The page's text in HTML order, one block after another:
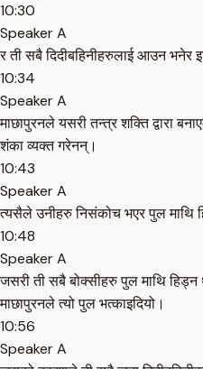
10:30
Speaker A
र ती सबै दिदीबहिनीहरुलाई आउन भनेर
10:34
Speaker A
माछापुरनले यसरी तन्त्र शक्ति द्वारा
शंका व्यक्त गरेनन्।
10:43
Speaker A
त्यसैले उनीहरु निसंकोच भएर पुल माथि
10:48
Speaker A
जसरी ती सबै बोक्सीहरु पुल माथि
माछापुरनले त्यो पुल भत्काइदियो।
10:56
Speaker A